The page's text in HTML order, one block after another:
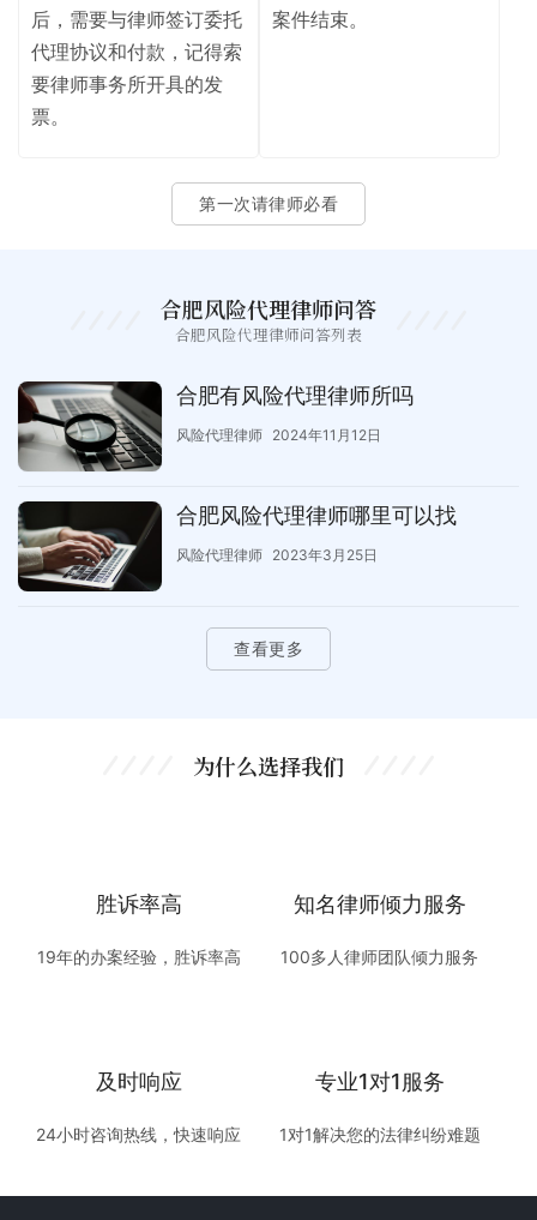
后，需要与律师签订委托
代理协议和付款，记得索
要律师事务所开具的发
票。
案件结束。
第一次请律师必看
合肥风险代理律师问答
合肥风险代理律师问答列表
合肥有风险代理律师所吗
风险代理律师 2024年11月12日
合肥风险代理律师哪里可以找
风险代理律师 2023年3月25日
查看更多
为什么选择我们
胜诉率高
19年的办案经验，胜诉率高
知名律师倾力服务
100多人律师团队倾力服务
及时响应
24小时咨询热线，快速响应
专业1对1服务
1对1解决您的法律纠纷难题